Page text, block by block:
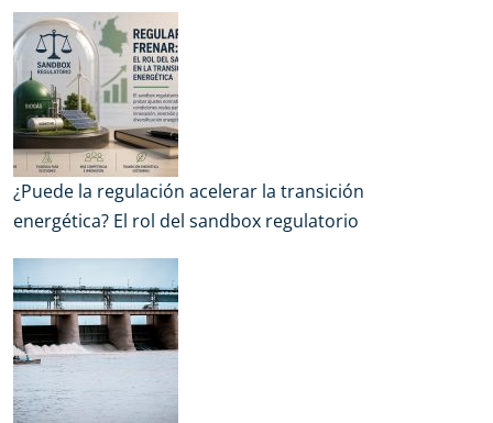
¿Puede la regulación acelerar la transición
energética? El rol del sandbox regulatorio